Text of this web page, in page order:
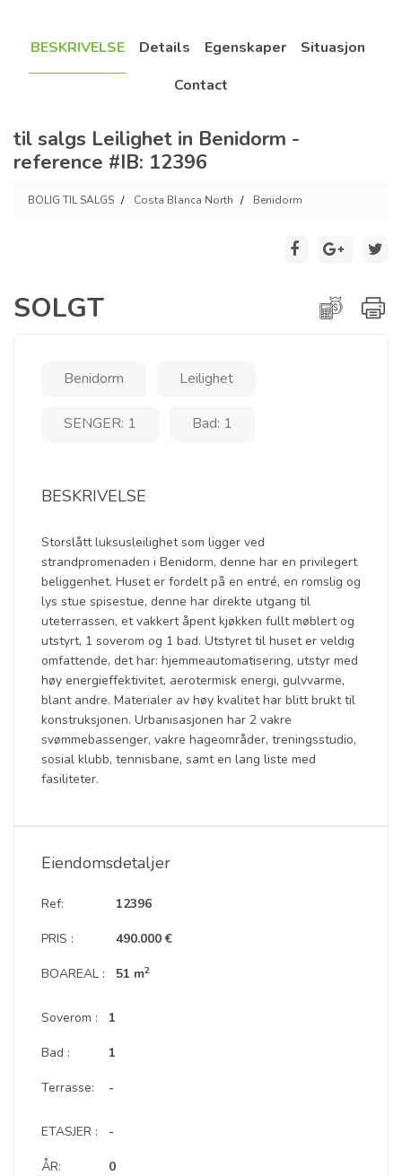
BESKRIVELSE Details Egenskaper
Situasjon
Contact
til salgs Leilighet in Benidorm -
reference #IB: 12396
BOLIG TIL SALGS Costa Blanca North Benidorm
SOLGT
Benidorm Leilighet
SENGER: 1 Bad: 1
BESKRIVELSE
Storslått luksusleilighet som ligger ved
strandpromenaden i Benidorm, denne har en privilegert
beliggenhet. Huset er fordelt på en entré, en romslig og
lys stue spisestue, denne har direkte utgang til
uteterrassen, et vakkert åpent kjøkken fullt møblert og
utstyrt, 1 soverom og 1 bad. Utstyret til huset er veldig
omfattende, det har: hjemmeautomatisering, utstyr med
høy energieffektivitet, aerotermisk energi, gulvvarme,
blant andre. Materialer av høy kvalitet har blitt brukt til
konstruksjonen. Urbanisasjonen har 2 vakre
svømmebassenger, vakre hageområder, treningsstudio,
sosial klubb, tennisbane, samt en lang liste med
fasiliteter.
Eiendomsdetaljer
Ref:
PRIS :
BOAREAL :
12396
490.000 €
51 m2
Soverom :
Bad :
Terrasse:
1
1
-
ETASJER :
ÅR:
-
0